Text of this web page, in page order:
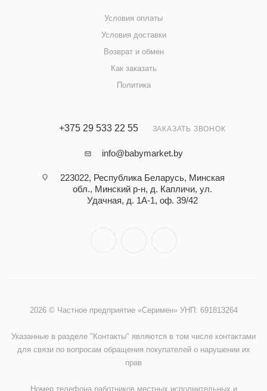
Условия оплаты
Условия доставки
Возврат и обмен
Как заказать
Политика
+375 29 533 22 55 ЗАКАЗАТЬ ЗВОНОК
info@babymarket.by
223022, Республика Беларусь, Минская
обл., Минский р-н, д. Капличи, ул.
Удачная, д. 1А-1, оф. 39/42
2026 © Частное предприятие «Серимен» УНП: 691813264
Указанные в разделе "Контакты" являются в том числе контактами
для связи по вопросам обращения покупателей о нарушении их
прав
Номер телефона работников местных исполнительных и